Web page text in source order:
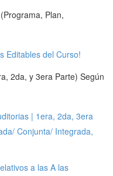
Plan,
Editables del Curso!
2da, y 3era Parte) Según
| 1era, 2da, 3era
Conjunta/ Integrada,
a las A las